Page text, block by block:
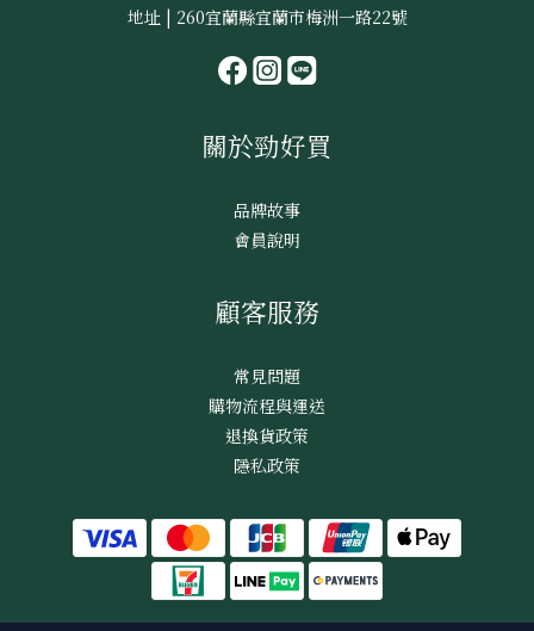
地址 | 260宜蘭縣宜蘭市梅洲一路22號
關於勁好買
品牌故事
會員說明
顧客服務
常見問題
購物流程與運送
退換貨政策
隱私政策